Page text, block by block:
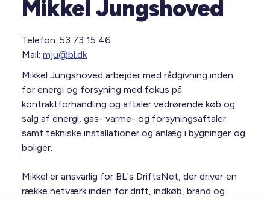
Mikkel Jungshoved
Telefon: 53 73 15 46
Mail:mju@bl.dk
Mikkel Jungshoved arbejder med rådgivning inden
for energi og forsyning med fokus på
kontraktforhandling og aftaler vedrørende køb og
salg af energi, gas- varme- og forsyningsaftaler
samt tekniske installationer og anlæg i bygninger og
boliger.
Mikkel er ansvarlig for BL's DriftsNet, der driver en
række netværk inden for drift, indkøb, brand og